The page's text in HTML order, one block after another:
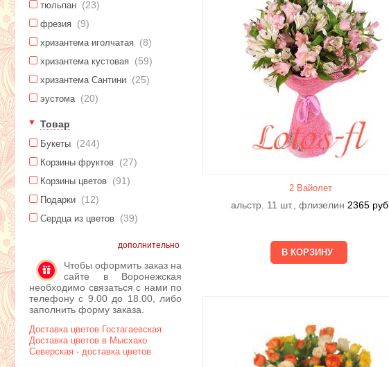
тюльпан (23)
фрезия (9)
хризантема иголчатая (8)
хризантема кустовая (59)
хризантема Сантини (25)
эустома (20)
Товар
Букеты (244)
Корзины фруктов (27)
Корзины цветов (91)
Подарки (12)
Сердца из цветов (39)
дополнительно
Чтобы оформить заказ на
сайте в Воронежская
необходимо связаться с нами по
телефону с 9.00 до 18.00, либо
заполнить форму заказа.
Доставка цветов Гостагаевская
Доставка цветов в Мысхако
Северская - доставка цветов
2 Вайолет
альстр. 11 шт., флизелин 2365 руб.